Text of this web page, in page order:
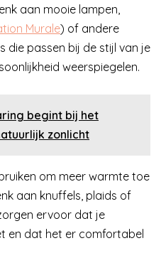
aan mooie lampen,
Murale) of andere
die passen bij de stijl van je
weerspiegelen.
begint bij het
zonlicht
om meer warmte toe
aan knuffels, plaids of
ervoor dat je
en dat het er comfortabel